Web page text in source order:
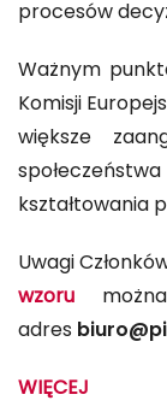
procesów
Ważnym
Komisji
większe
kształtowania
Uwagi
wzoru
adres
WIĘCEJ